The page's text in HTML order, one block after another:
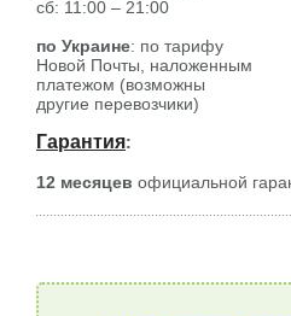
сб: 11:00 – 21:00
по Украине: по тарифу
Новой Почты, наложенным
платежом (возможны
другие перевозчики)
Гарантия:
12 месяцев официальной